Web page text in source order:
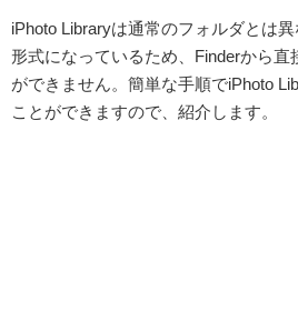
iPhoto Libraryは通常のフォルダとは
形式になっているため、Finderから直
ができません。簡単な手順でiPhoto
ことができますので、紹介します。